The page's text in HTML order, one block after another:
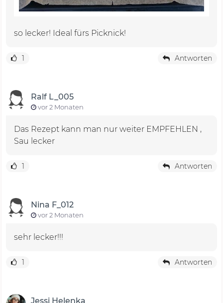
so lecker! Ideal fürs Picknick!
1 Antworten
Ralf L_005
vor 2 Monaten
Das Rezept kann man nur weiter EMPFEHLEN ,
Sau lecker
1 Antworten
Nina F_012
vor 2 Monaten
sehr lecker!!!
1 Antworten
Jessi Helenka